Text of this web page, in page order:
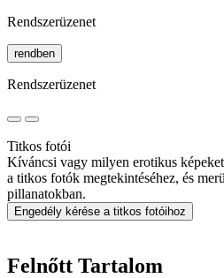
Rendszerüzenet
rendben
Rendszerüzenet
Titkos fotói
Kíváncsi vagy milyen erotikus
a titkos fotók megtekintéséhez, és
pillanatokban.
Engedély kérése a titkos fotóihoz
Felnőtt Tartalom